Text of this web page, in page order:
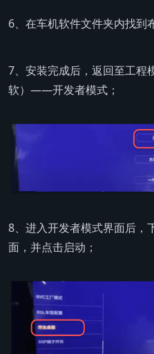
6、在车机软件文件夹内找到
7、安装完成后，返回至工程
软）——开发者模式；
8、进入开发者模式界面后，
面，并点击启动；